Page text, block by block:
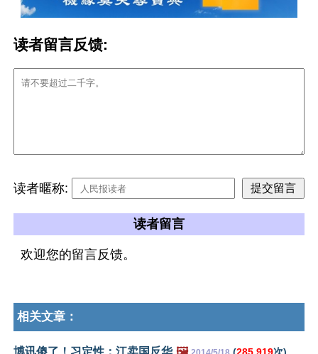
读者留言反馈:
读者暱称:
读者留言
欢迎您的留言反馈。
相关文章：
博讯傻了！习定性：江卖国反华 🖼️ (285,919次)